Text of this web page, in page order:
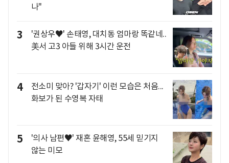
나"
3
'권상우♥' 손태영, 대치동 엄마랑 똑같네..
美서 고3 아들 위해 3시간 운전
4
전소미 맞아? '갑자기' 이런 모습은 처음...
화보가 된 수영복 자태
5
'의사 남편♥' 재혼 윤해영, 55세 믿기지
않는 미모